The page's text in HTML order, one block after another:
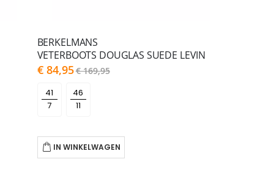
BERKELMANS
VETERBOOTS DOUGLAS SUEDE LEVIN
As
low
€ 84,95€ 169,95
41
46
IN WINKELWAGEN